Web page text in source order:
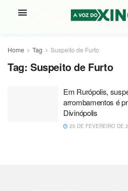
Home Tag Suspeito de Furto
Tag: Suspeito de Furto
Em Rurópolis,
arrombamentos é
Divinópolis
25 DE FEVEREIRO DE